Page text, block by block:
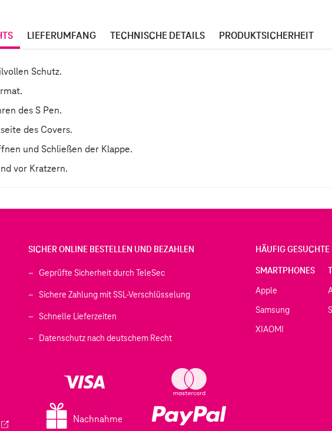
LIEFERUMFANG TECHNISCHE DETAILS PRODUKTSICHERHEIT
Schutz.
des S Pen.
des Covers.
und Schließen der Klappe.
vor Kratzern.
geöffnet)
in einem neuen Tab geöffnet)
(Wird in einem neuen Tab geöffnet)
SICHER ONLINE BESTELLEN UND BEZAHLEN
Geprüfte Sicherheit durch TeleSec
Sichere Zahlung mit SSL-Verschlüsselung
Schnelle Lieferzeiten
Datenschutz nach deutschem Recht
Nachnahme
HÄUFIG GESUCHTE
SMARTPHONES
Apple
Samsung
XIAOMI